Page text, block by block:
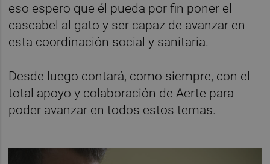
eso espero que él pueda por fin poner el
cascabel al gato y ser capaz de avanzar en
esta coordinación social y sanitaria.
Desde luego contará, como siempre, con el
total apoyo y colaboración de Aerte para
poder avanzar en todos estos temas.